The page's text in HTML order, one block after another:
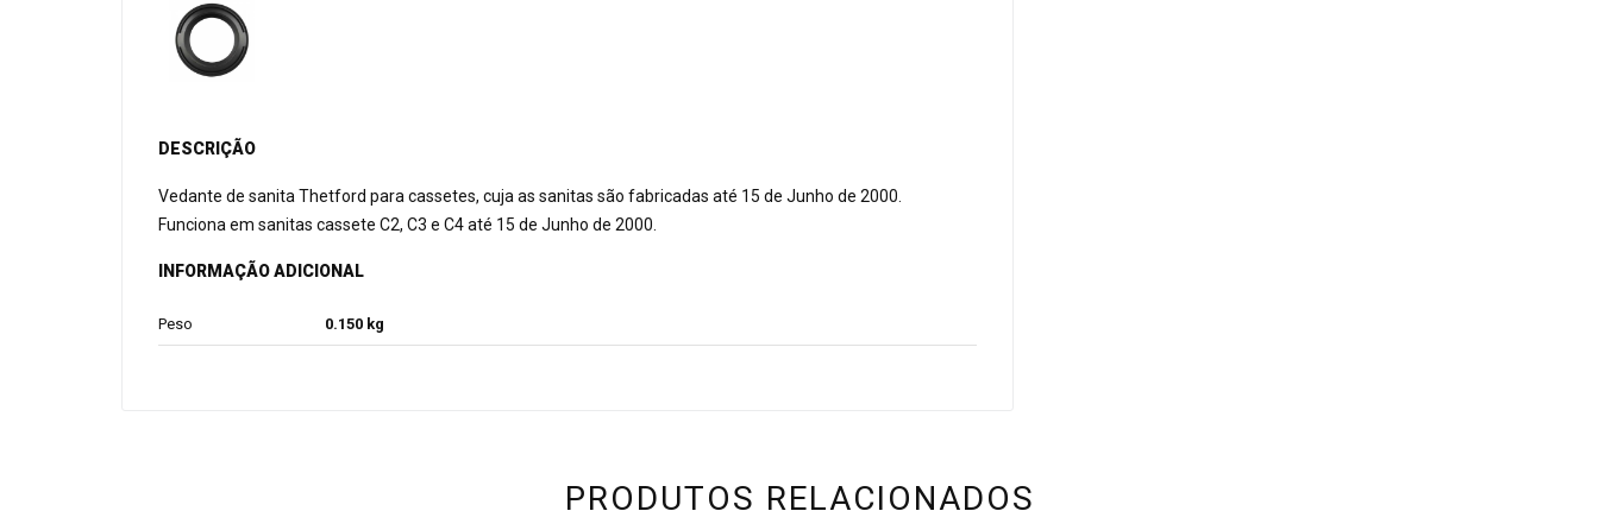
DESCRIÇÃO
Vedante de sanita Thetford para cassetes, cuja as sanitas são fabricadas até 15 de Junho de 2000.
Funciona em sanitas cassete C2, C3 e C4 até 15 de Junho de 2000.
INFORMAÇÃO ADICIONAL
Peso 0.150 kg
PRODUTOS RELACIONADOS